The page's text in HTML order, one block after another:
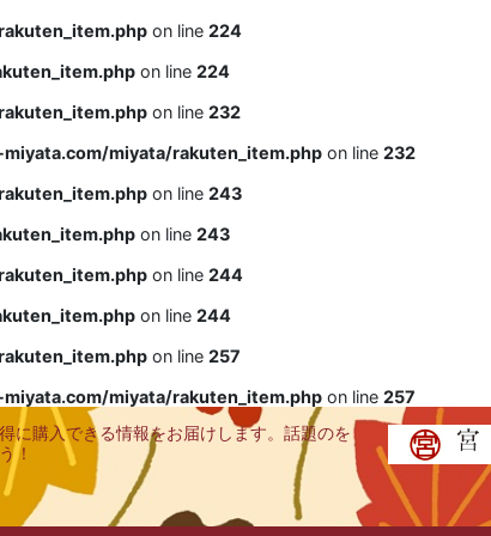
on line 224
on line 224
on line 232
miyata/rakuten_item.php on line 232
on line 243
on line 243
on line 244
on line 244
on line 257
miyata/rakuten_item.php on line 257
に購入できる情報をお届けします。話題のを
！